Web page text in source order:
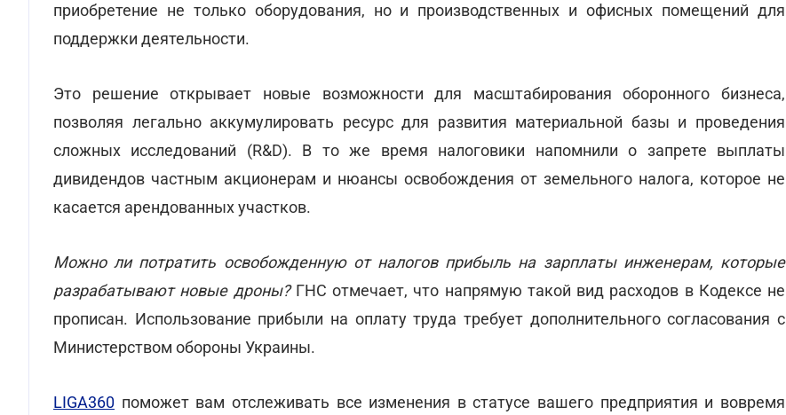
приобретение не только оборудования, но и производственных и офисных помещений для
поддержки деятельности.
Это решение открывает новые возможности для масштабирования оборонного бизнеса,
позволяя легально аккумулировать ресурс для развития материальной базы и проведения
сложных исследований (R&D). В то же время налоговики напомнили о запрете выплаты
дивидендов частным акционерам и нюансы освобождения от земельного налога, которое не
касается арендованных участков.
Можно ли потратить освобожденную от налогов прибыль на зарплаты инженерам, которые
разрабатывают новые дроны?ГНС отмечает, что напрямую такой вид расходов в Кодексе не
прописан. Использование прибыли на оплату труда требует дополнительного согласования с
Министерством обороны Украины.
LIGA360 поможет вам отслеживать все изменения в статусе вашего предприятия и вовремя